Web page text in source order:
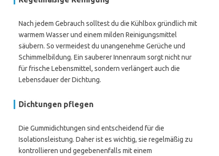
Nach jedem Gebrauch solltest du die Kühlbox gründlich mit
warmem Wasser und einem milden Reinigungsmittel
säubern. So vermeidest du unangenehme Gerüche und
Schimmelbildung. Ein sauberer Innenraum sorgt nicht nur
für frische Lebensmittel, sondern verlängert auch die
Lebensdauer der Dichtung.
Dichtungen pflegen
Die Gummidichtungen sind entscheidend für die
Isolationsleistung. Daher ist es wichtig, sie regelmäßig zu
kontrollieren und gegebenenfalls mit einem